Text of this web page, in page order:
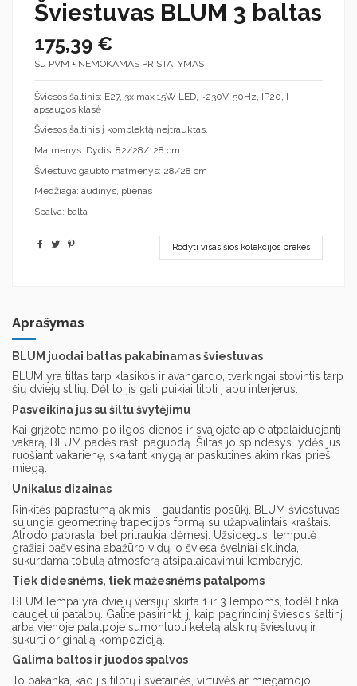
Šviestuvas BLUM 3 baltas
175,39 €
Su PVM + NEMOKAMAS PRISTATYMAS
Šviesos šaltinis: E27, 3x max 15W LED, ~230V, 50Hz, IP20, I
apsaugos klasė
Šviesos šaltinis į komplektą neįtrauktas.
Matmenys: Dydis: 82/28/128 cm
Šviestuvo gaubto matmenys: 28/28 cm
Medžiaga: audinys, plienas
Spalva: balta
Rodyti visas šios kolekcijos prekes
Aprašymas
BLUM juodai baltas pakabinamas šviestuvas
BLUM yra tiltas tarp klasikos ir avangardo, tvarkingai stovintis tarp
šių dviejų stilių. Dėl to jis gali puikiai tilpti į abu interjerus.
Pasveikina jus su šiltu švytėjimu
Kai grįžote namo po ilgos dienos ir svajojate apie atpalaiduojantį
vakarą, BLUM padės rasti paguodą. Šiltas jo spindesys lydės jus
ruošiant vakarienę, skaitant knygą ar paskutines akimirkas prieš
miegą.
Unikalus dizainas
Rinkitės paprastumą akimis - gaudantis posūkį. BLUM šviestuvas
sujungia geometrinę trapecijos formą su užapvalintais kraštais.
Atrodo paprasta, bet pritraukia dėmesį. Užsidegusi lemputė
gražiai pašviesina abažūro vidų, o šviesa švelniai sklinda,
sukurdama tobulą atmosferą atsipalaidavimui kambaryje.
Tiek didesnėms, tiek mažesnėms patalpoms
BLUM lempa yra dviejų versijų: skirta 1 ir 3 lempoms, todėl tinka
daugeliui patalpų. Galite pasirinkti jį kaip pagrindinį šviesos šaltinį
arba vienoje patalpoje sumontuoti keletą atskirų šviestuvų ir
sukurti originalią kompoziciją.
Galima baltos ir juodos spalvos
To pakanka, kad jis tilptų į svetainės, virtuvės ar miegamojo